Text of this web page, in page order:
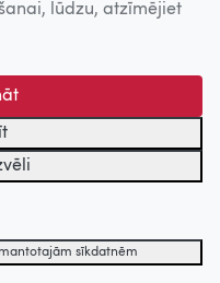
lūdzu, atzīmējiet
sīkdatnēm